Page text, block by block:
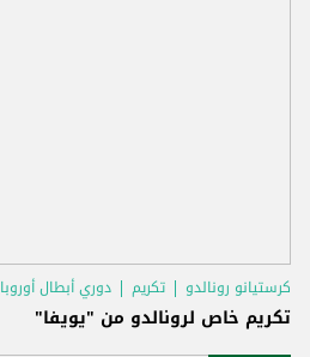
كرستيانو رونالدو تكريم دوري أبطال أوروبا
تكريم خاص لرونالدو من "يويفا"